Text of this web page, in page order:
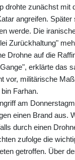
drohte zunächst
angreifen.
werde. Die
Zurückhaltung"
Drohne auf die
erklärte das
vor, militärische
Farhan.
am
einen Brand aus.
durch einen
zufolge die
getroffen. Über